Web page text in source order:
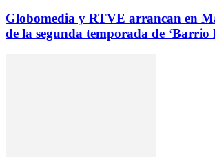
Globomedia y RTVE arrancan en
de la segunda temporada de ‘Barrio